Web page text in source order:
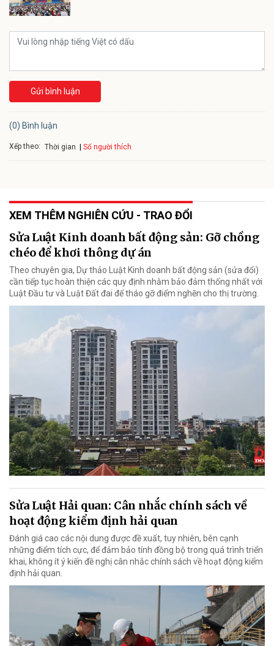
Gửi bình luận
(0) Bình luận
Xếp theo: Thời gian Số người thích
XEM THÊM NGHIÊN CỨU - TRAO ĐỔI
Sửa Luật Kinh doanh bất động sản: Gỡ chồng
chéo để khơi thông dự án
Theo chuyên gia, Dự thảo Luật Kinh doanh bất động sản (sửa đổi)
cần tiếp tục hoàn thiện các quy định nhằm bảo đảm thống nhất với
Luật Đầu tư và Luật Đất đai để tháo gỡ điểm nghẽn cho thị trường.
Sửa Luật Hải quan: Cân nhắc chính sách về
hoạt động kiểm định hải quan
Đánh giá cao các nội dung được đề xuất, tuy nhiên, bên cạnh
những điểm tích cực, để đảm bảo tính đồng bộ trong quá trình triển
khai, không ít ý kiến đề nghị cân nhắc chính sách về hoạt động kiểm
định hải quan.